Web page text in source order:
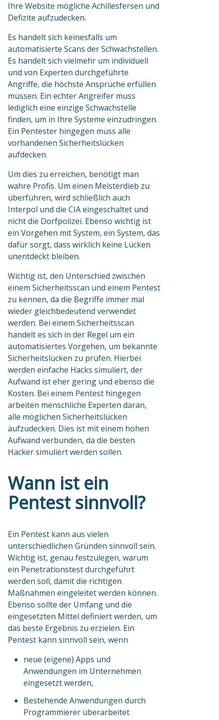
Ihre Website mögliche Achillesfersen und
Defizite aufzudecken.
Es handelt sich keinesfalls um
automatisierte Scans der Schwachstellen.
Es handelt sich vielmehr um individuell
und von Experten durchgeführte
Angriffe, die höchste Ansprüche erfüllen
müssen. Ein echter Angreifer muss
lediglich eine einzige Schwachstelle
finden, um in Ihre Systeme einzudringen.
Ein Pentester hingegen muss alle
vorhandenen Sicherheitslücken
aufdecken.
Um dies zu erreichen, benötigt man
wahre Profis. Um einen Meisterdieb zu
überführen, wird schließlich auch
Interpol und die CIA eingeschaltet und
nicht die Dorfpolizei. Ebenso wichtig ist
ein Vorgehen mit System, ein System, das
dafür sorgt, dass wirklich keine Lücken
unentdeckt bleiben.
Wichtig ist, den Unterschied zwischen
einem Sicherheitsscan und einem Pentest
zu kennen, da die Begriffe immer mal
wieder gleichbedeutend verwendet
werden. Bei einem Sicherheitsscan
handelt es sich in der Regel um ein
automatisiertes Vorgehen, um bekannte
Sicherheitslücken zu prüfen. Hierbei
werden einfache Hacks simuliert, der
Aufwand ist eher gering und ebenso die
Kosten. Bei einem Pentest hingegen
arbeiten menschliche Experten daran,
alle möglichen Sicherheitslücken
aufzudecken. Dies ist mit einem hohen
Aufwand verbunden, da die besten
Hacker simuliert werden sollen.
Wann ist ein
Pentest sinnvoll?
Ein Pentest kann aus vielen
unterschiedlichen Gründen sinnvoll sein.
Wichtig ist, genau festzulegen, warum
ein Penetrationstest durchgeführt
werden soll, damit die richtigen
Maßnahmen eingeleitet werden können.
Ebenso sollte der Umfang und die
eingesetzten Mittel definiert werden, um
das beste Ergebnis zu erzielen. Ein
Pentest kann sinnvoll sein, wenn
neue (eigene) Apps und
Anwendungen im Unternehmen
eingesetzt werden,
Bestehende Anwendungen durch
Programmierer überarbeitet